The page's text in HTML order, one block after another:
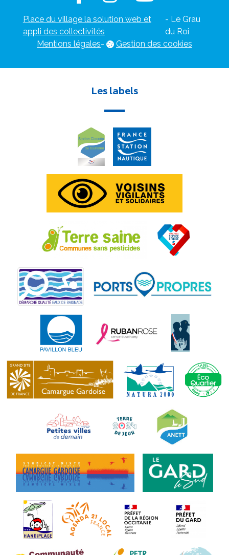
Place du village la solution web et
appli des collectivités
- Le Grau
du Roi
Mentions légales- Gestion des cookies
Les labels